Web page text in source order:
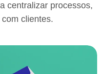
centralizar processos,
clientes.